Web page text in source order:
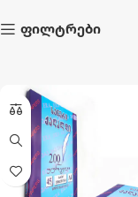
ფილტრები